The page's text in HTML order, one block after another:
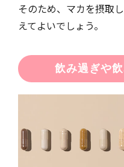
そのため、マカを摂取
えてよいでしょう。
飲み過ぎや